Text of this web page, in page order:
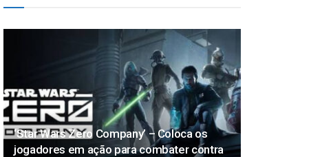
‘Star Wars Zero Company’ – Coloca os
jogadores em ação para combater contra